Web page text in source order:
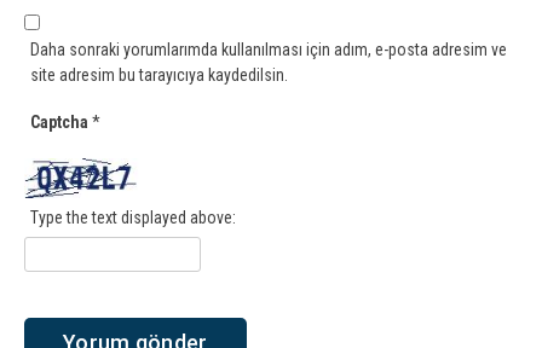
Daha sonraki yorumlarımda kullanılması için adım, e-posta adresim ve
site adresim bu tarayıcıya kaydedilsin.
Captcha *
Type the text displayed above: